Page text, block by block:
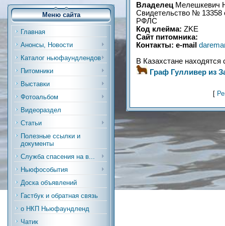
Меню сайта
Главная
Анонсы, Новости
Каталог ньюфаундлендов
Питомники
Выставки
Фотоальбом
Видеораздел
Статьи
Полезные ссылки и
документы
Служба спасения на в...
Ньюфособытия
Доска объявлений
Гастбук и обратная связь
о НКП Ньюфаундленд
Чатик
Владелец Мелешкевич
Свидетельство № 13358
РФЛС
Код клейма: ZKE
Сайт питомника:
Контакты: e-mail
В Казахстане находятся
Граф Гулливер из
[